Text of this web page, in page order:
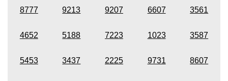
8777 9213 9207 6607 3561
4652 5188 7223 1023 3587
5453 3437 2225 9731 8607